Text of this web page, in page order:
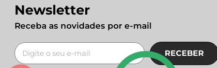
Newsletter
Receba as novidades por e-mail
RECEBER